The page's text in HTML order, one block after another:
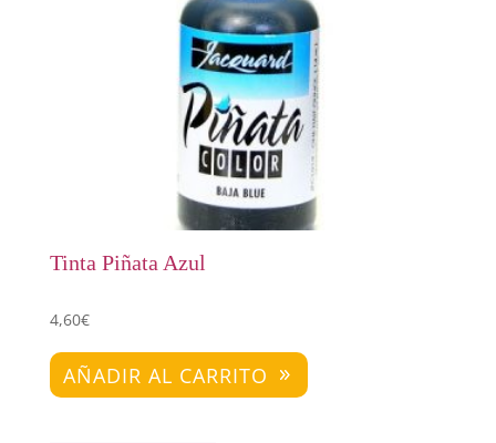
Tinta Piñata Azul
4,60€
AÑADIR AL CARRITO